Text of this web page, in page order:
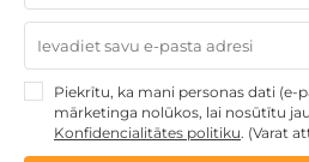
nakšņošanu
Atpūta diviem
Nekādasapkalpošanas
Piekrītu, ka mani personas dati (e-
mārketinga nolūkos, lai nosūtītu
Konfidencialitātes politiku. (Varat